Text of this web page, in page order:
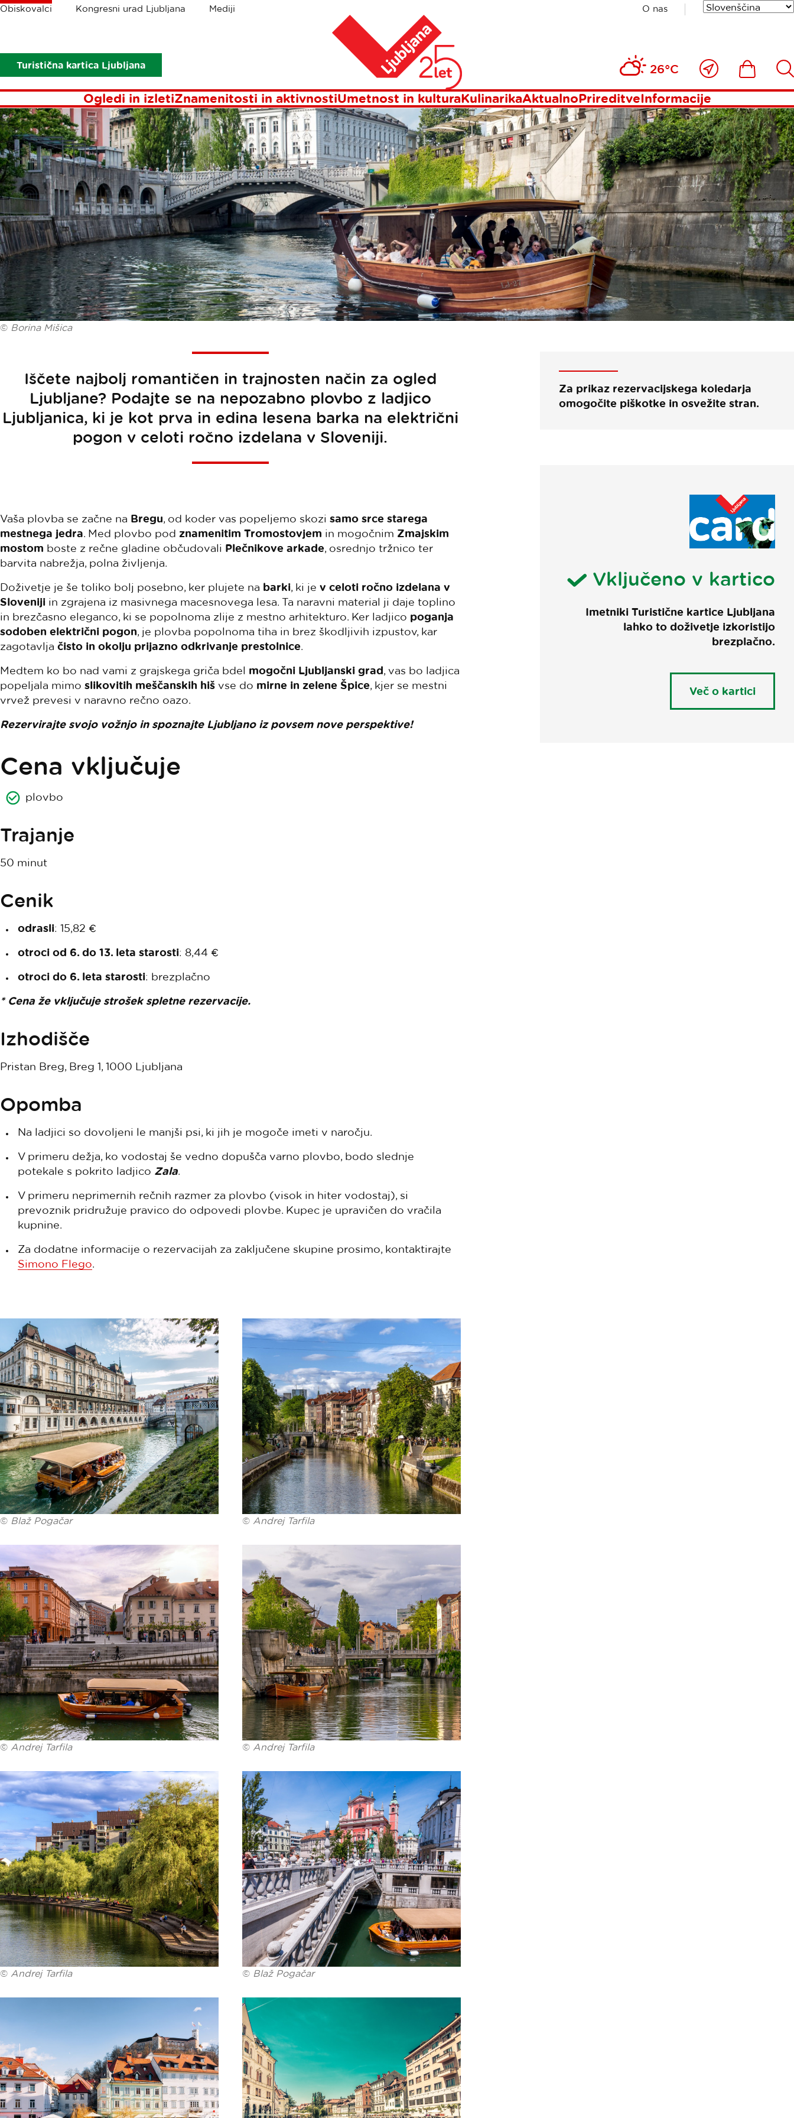
Obiskovalci Kongresni urad Ljubljana Mediji O nas
Turistična kartica Ljubljana 26°C
Blizu
mene
Ikona Išči
Ogledi in izletiZnamenitosti in aktivnostiUmetnost in kulturaKulinarikaAktualnoPrireditveInformacije
Drobtinice
BARKA LJUBLJANICA
© Borina Mišica
Iščete najbolj romantičen in trajnosten način za ogled
Ljubljane? Podajte se na nepozabno plovbo z ladjico
Ljubljanica, ki je kot prva in edina lesena barka na električni
pogon v celoti ročno izdelana v Sloveniji.
Vaša plovba se začne na Bregu, od koder vas popeljemo skozi samo srce starega
mestnega jedra. Med plovbo pod znamenitim Tromostovjem in mogočnim Zmajskim
mostom boste z rečne gladine občudovali Plečnikove arkade, osrednjo tržnico ter
barvita nabrežja, polna življenja.
Doživetje je še toliko bolj posebno, ker plujete na barki, ki je v celoti ročno izdelana v
Sloveniji in zgrajena iz masivnega macesnovega lesa. Ta naravni material ji daje toplino
in brezčasno eleganco, ki se popolnoma zlije z mestno arhitekturo. Ker ladjico poganja
sodoben električni pogon, je plovba popolnoma tiha in brez škodljivih izpustov, kar
zagotavlja čisto in okolju prijazno odkrivanje prestolnice.
Medtem ko bo nad vami z grajskega griča bdel mogočni Ljubljanski grad, vas bo ladjica
popeljala mimo slikovitih meščanskih hiš vse do mirne in zelene Špice, kjer se mestni
vrvež prevesi v naravno rečno oazo.
Rezervirajte svojo vožnjo in spoznajte Ljubljano iz povsem nove perspektive!
Cena vključuje
plovbo
Trajanje
50 minut
Cenik
odrasli: 15,82 €
otroci od 6. do 13. leta starosti: 8,44 €
otroci do 6. leta starosti: brezplačno
* Cena že vključuje strošek spletne rezervacije.
Izhodišče
Pristan Breg, Breg 1, 1000 Ljubljana
Opomba
Na ladjici so dovoljeni le manjši psi, ki jih je mogoče imeti v naročju.
V primeru dežja, ko vodostaj še vedno dopušča varno plovbo, bodo slednje
potekale s pokrito ladjico Zala.
V primeru neprimernih rečnih razmer za plovbo (visok in hiter vodostaj), si
prevoznik pridružuje pravico do odpovedi plovbe. Kupec je upravičen do vračila
kupnine.
Za dodatne informacije o rezervacijah za zaključene skupine prosimo, kontaktirajte
Simono Flego.
© Blaž Pogačar © Andrej Tarfila
© Andrej Tarfila © Andrej Tarfila
© Andrej Tarfila © Blaž Pogačar
Za prikaz rezervacijskega koledarja
omogočite piškotke in osvežite stran.
Vključeno v kartico
Imetniki Turistične kartice Ljubljana
lahko to doživetje izkoristijo
brezplačno.
Več o kartici